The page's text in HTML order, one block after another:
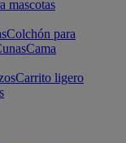
mascotas
Colchón para
Cama
Carrito ligero